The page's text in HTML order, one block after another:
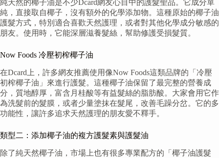
純天然的椰子油是不少Dcard網友心目中的護髮聖品。它成分單
純，直接取自椰子，沒有額外的化學添加物。這種原始的椰子油
護髮方式，特別適合喜歡天然護理，或者對其他化學成分敏感的
朋友。使用時，它能深層滋養髮絲，幫助修護受損髮質。
Now Foods 冷壓初榨椰子油
在Dcard上，許多網友推薦使用像Now Foods這類品牌的「冷壓
初榨椰子油」來進行護髮。這種椰子油保留了最完整的營養成
分，質地醇厚，富含月桂酸等有益髮絲的脂肪酸。大家會用它作
為洗髮前的髮膜，或者少量塗抹在髮尾，改善毛躁分岔。它的多
功能性，讓許多追求天然護理的朋友愛不釋手。
類型二：添加椰子油的複方護髮素與護髮油
除了純天然椰子油，市場上也有很多專業配方的「椰子油護髮